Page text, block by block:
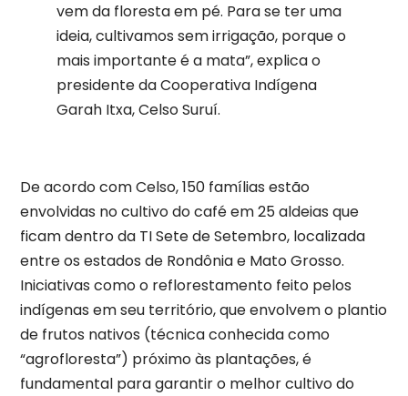
vem da floresta em pé. Para se ter uma
ideia, cultivamos sem irrigação, porque o
mais importante é a mata”, explica o
presidente da Cooperativa Indígena
Garah Itxa, Celso Suruí.
De acordo com Celso, 150 famílias estão
envolvidas no cultivo do café em 25 aldeias que
ficam dentro da TI Sete de Setembro, localizada
entre os estados de Rondônia e Mato Grosso.
Iniciativas como o reflorestamento feito pelos
indígenas em seu território, que envolvem o plantio
de frutos nativos (técnica conhecida como
“agrofloresta”) próximo às plantações, é
fundamental para garantir o melhor cultivo do